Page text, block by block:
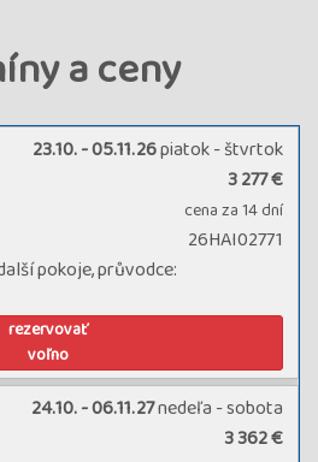
a ceny
23.10. - 05.11.26piatok - štvrtok
pokoje, průvodce:
26HAI02771
3 277 €
cena za 14 dní
rezervovať
voľno
24.10. - 06.11.27nedeľa - sobota
3 362 €